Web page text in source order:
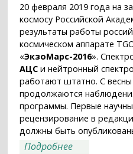
20 февраля 2019 года на
космосу Российской
результаты работы
космическом аппарате
«ЭкзоМарс-2016».
АЦС и нейтронный
работают штатно. С весны
продолжаются
программы. Первые
рецензирование в
должны быть
Подробнее